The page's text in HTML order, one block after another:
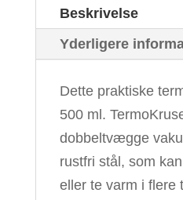
Beskrivelse
Yderligere
Dette praktiske
500 ml.
dobbeltvægge
rustfri stål, som
eller te varm i flere